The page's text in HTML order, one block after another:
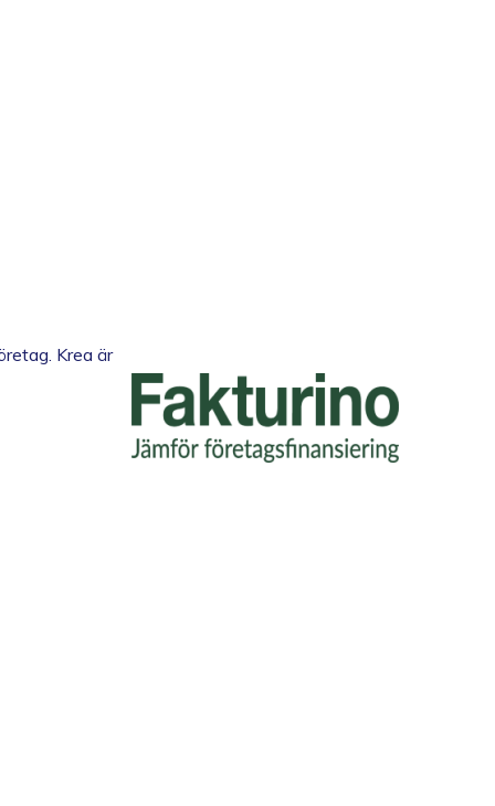
Krea är